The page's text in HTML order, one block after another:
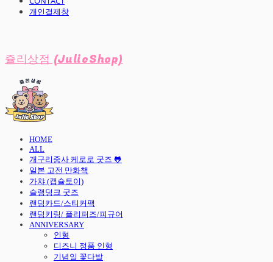
개인결제창
쥴리상점 (JulieShop)
HOME
ALL
개구리중사 케로로 굿즈 🐸
일본 고전 만화책
가챠 (캡슐토이)
슬램덩크 굿즈
랜덤카드/스티커팩
랜덤키링/ 플리퍼즈/피규어
ANNIVERSARY
인형
디즈니 정품 인형
기념일 꽃다발